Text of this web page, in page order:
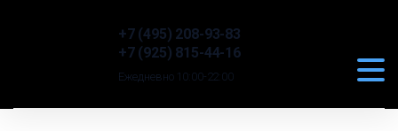
+7 (495) 208-93-83
+7 (925) 815-44-16
Ежедневно 10:00-22:00